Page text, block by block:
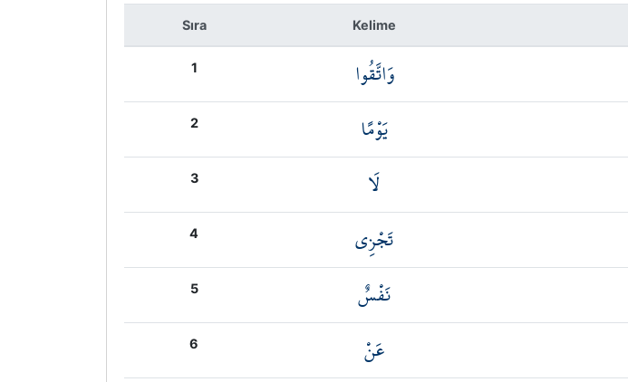
Sıra Kelime
1 وَاتَّقُوا
2 يَوْمًا
3 لَا
4 تَجْزِي
5 نَفْسٌ
6 عَنْ